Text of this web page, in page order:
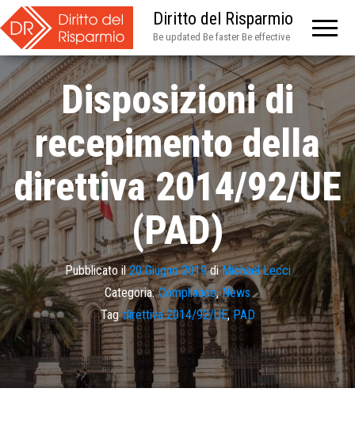
Diritto del Risparmio
Be updated Be faster Be effective
Disposizioni di
recepimento della
direttiva 2014/92/UE
(PAD)
Pubblicato il20 Giugno 2019diMichael Lecci
Categoria: Compliance,News
Tag direttiva 2014/92/UE,PAD